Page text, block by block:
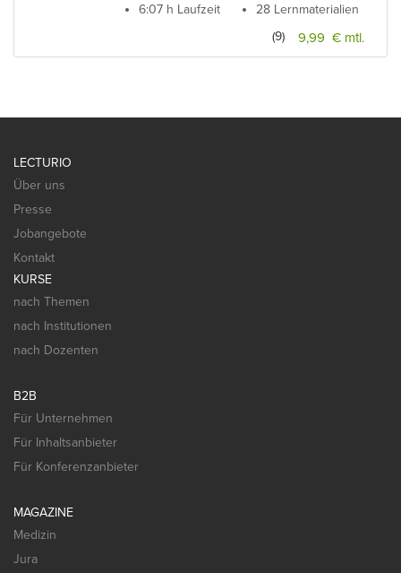
6:07 h Laufzeit
28 Lernmaterialien
9,99 € mtl.
(9)
LECTURIO
Über uns
Presse
Jobangebote
Kontakt
KURSE
nach Themen
nach Institutionen
nach Dozenten
B2B
Für Unternehmen
Für Inhaltsanbieter
Für Konferenzanbieter
MAGAZINE
Medizin
Jura